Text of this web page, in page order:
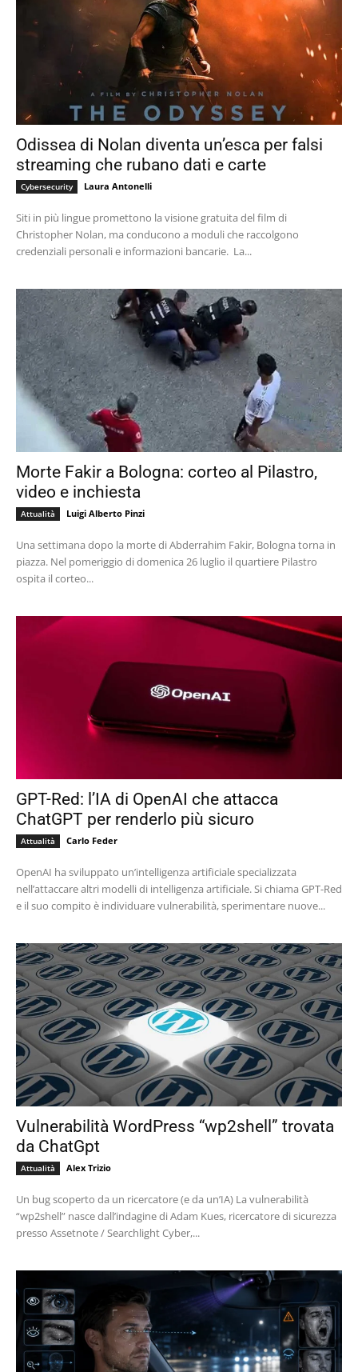
Odissea di Nolan diventa un’esca per falsi
streaming che rubano dati e carte
Cybersecurity Laura Antonelli
Siti in più lingue promettono la visione gratuita del film di
Christopher Nolan, ma conducono a moduli che raccolgono
credenziali personali e informazioni bancarie. La...
Morte Fakir a Bologna: corteo al Pilastro,
video e inchiesta
Attualità Luigi Alberto Pinzi
Una settimana dopo la morte di Abderrahim Fakir, Bologna torna in
piazza. Nel pomeriggio di domenica 26 luglio il quartiere Pilastro
ospita il corteo...
GPT-Red: l’IA di OpenAI che attacca
ChatGPT per renderlo più sicuro
Attualità Carlo Feder
OpenAI ha sviluppato un’intelligenza artificiale specializzata
nell’attaccare altri modelli di intelligenza artificiale. Si chiama GPT-Red
e il suo compito è individuare vulnerabilità, sperimentare nuove...
Vulnerabilità WordPress “wp2shell” trovata
da ChatGpt
Attualità Alex Trizio
Un bug scoperto da un ricercatore (e da un’IA) La vulnerabilità
“wp2shell” nasce dall’indagine di Adam Kues, ricercatore di sicurezza
presso Assetnote / Searchlight Cyber,...